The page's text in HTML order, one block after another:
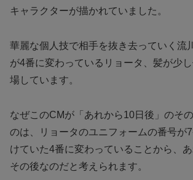
キャラクターが描かれていました。
華麗な個人技で相手を抜き去っていく流
が4番に変わっているリョータ、髪が少
場しています。
なぜこのCMが「あれから10日後」のそ
のは、リョータのユニフォームの番号が
けていた4番に変わっていることから、
その後なのだと考えられます。